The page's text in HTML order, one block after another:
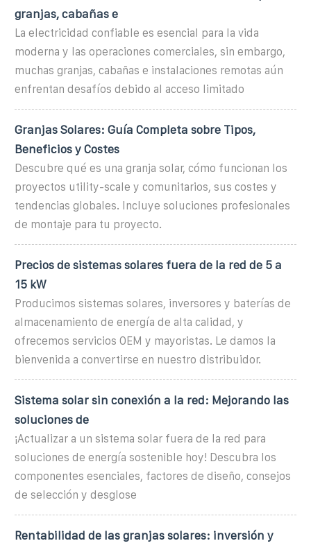
granjas, cabañas e
La electricidad confiable es esencial para la vida
moderna y las operaciones comerciales, sin embargo,
muchas granjas, cabañas e instalaciones remotas aún
enfrentan desafíos debido al acceso limitado
Granjas Solares: Guía Completa sobre Tipos,
Beneficios y Costes
Descubre qué es una granja solar, cómo funcionan los
proyectos utility-scale y comunitarios, sus costes y
tendencias globales. Incluye soluciones profesionales
de montaje para tu proyecto.
Precios de sistemas solares fuera de la red de 5 a
15 kW
Producimos sistemas solares, inversores y baterías de
almacenamiento de energía de alta calidad, y
ofrecemos servicios OEM y mayoristas. Le damos la
bienvenida a convertirse en nuestro distribuidor.
Sistema solar sin conexión a la red: Mejorando las
soluciones de
¡Actualizar a un sistema solar fuera de la red para
soluciones de energía sostenible hoy! Descubra los
componentes esenciales, factores de diseño, consejos
de selección y desglose
Rentabilidad de las granjas solares: inversión y